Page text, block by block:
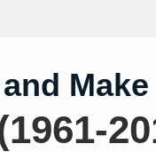
四川人权捍卫者